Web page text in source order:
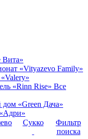
Вита»
«Vityazevo Family»
«Rinn Rise» Все
дом «Green Дача»
Сукко
Фильтр
поиска